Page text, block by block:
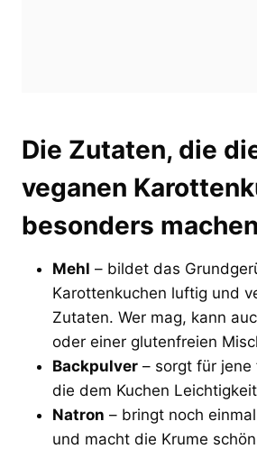
Die Zutaten, die
veganen
besonders machen
Mehl – bildet das
Karottenkuchen luftig und
Zutaten. Wer mag, kann
oder einer glutenfreien
Backpulver – sorgt für jene
die dem Kuchen
Natron – bringt noch
und macht die Krume